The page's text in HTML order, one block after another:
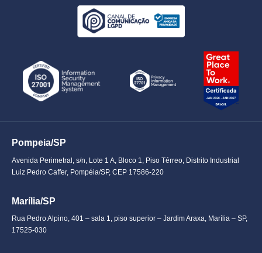
Pompeia/SP
Avenida Perimetral, s/n, Lote 1 A, Bloco 1, Piso Térreo, Distrito Industrial
Luiz Pedro Caffer, Pompéia/SP, CEP 17586-220
Marília/SP
Rua Pedro Alpino, 401 – sala 1, piso superior – Jardim Araxa, Marília – SP,
17525-030